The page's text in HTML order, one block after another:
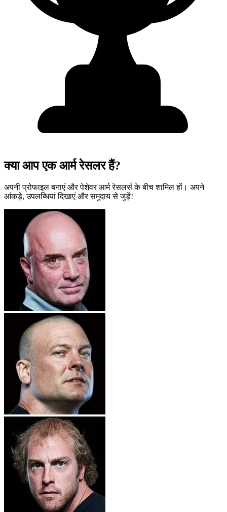
क्या आप एक आर्म रेसलर हैं?
अपनी प्रोफाइल बनाएं और पेशेवर आर्म रेसलर्स के बीच शामिल हों। अपने
आंकड़े, उपलब्धियां दिखाएं और समुदाय से जुड़ें!